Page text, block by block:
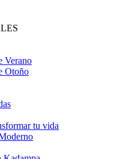
Verano
Otoño
tu vida